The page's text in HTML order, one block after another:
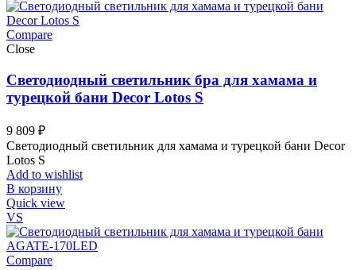
Compare
Close
Светодиодный светильник бра для хамама и
турецкой бани Decor Lotos S
9 809 ₽
Светодиодный светильник для хамама и турецкой бани Decor
Lotos S
Add to wishlist
В корзину
Quick view
VS
Compare